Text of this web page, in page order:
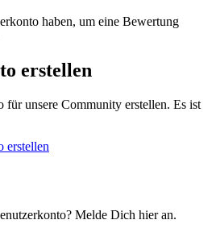
haben, um eine Bewertung
erstellen
für unsere Community erstellen. Es ist
erstellen
Melde Dich hier an.